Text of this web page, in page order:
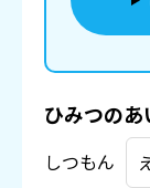
ひみつの
しつもん